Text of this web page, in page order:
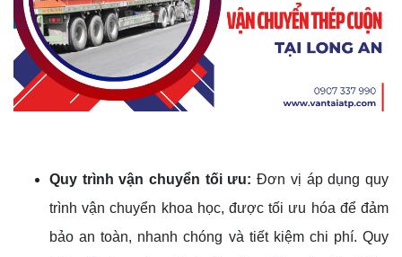
Quy trình vận chuyển tối ưu: Đơn vị áp dụng quy
trình vận chuyển khoa học, được tối ưu hóa để đảm
bảo an toàn, nhanh chóng và tiết kiệm chi phí. Quy